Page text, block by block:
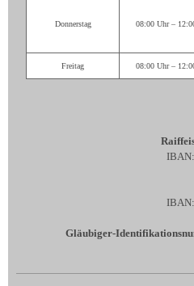
Donnerstag 08:00 Uhr –
Freitag 08:00 Uhr –
Gläubiger-